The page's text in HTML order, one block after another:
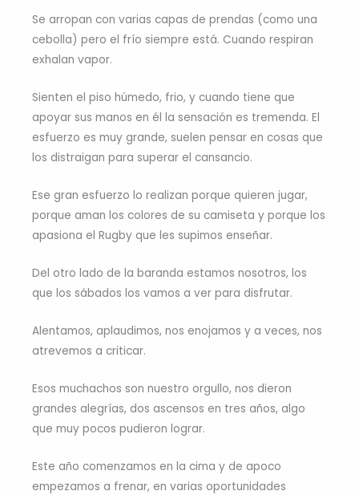
Se arropan con varias capas de prendas (como una
cebolla) pero el frío siempre está. Cuando respiran
exhalan vapor.
Sienten el piso húmedo, frio, y cuando tiene que
apoyar sus manos en él la sensación es tremenda. El
esfuerzo es muy grande, suelen pensar en cosas que
los distraigan para superar el cansancio.
Ese gran esfuerzo lo realizan porque quieren jugar,
porque aman los colores de su camiseta y porque los
apasiona el Rugby que les supimos enseñar.
Del otro lado de la baranda estamos nosotros, los
que los sábados los vamos a ver para disfrutar.
Alentamos, aplaudimos, nos enojamos y a veces, nos
atrevemos a criticar.
Esos muchachos son nuestro orgullo, nos dieron
grandes alegrías, dos ascensos en tres años, algo
que muy pocos pudieron lograr.
Este año comenzamos en la cima y de apoco
empezamos a frenar, en varias oportunidades